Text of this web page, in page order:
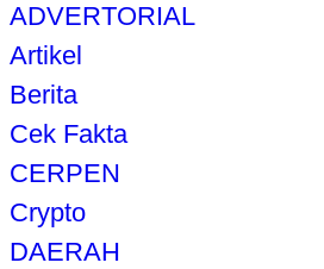
ADVERTORIAL
Artikel
Berita
Cek Fakta
CERPEN
Crypto
DAERAH